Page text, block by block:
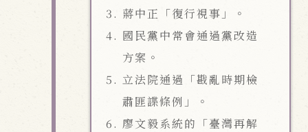
蔣中正「復行視事」。
國民黨中常會通過黨改造
方案。
立法院通過「戡亂時期檢
肅匪諜條例」。
廖文毅系統的「臺灣再解